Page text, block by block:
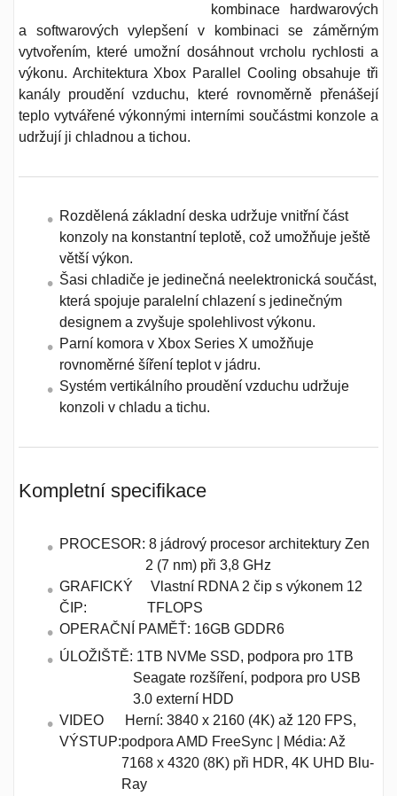
kombinace hardwarových
a softwarových vylepšení v kombinaci se záměrným
vytvořením, které umožní dosáhnout vrcholu rychlosti a
výkonu. Architektura Xbox Parallel Cooling obsahuje tři
kanály proudění vzduchu, které rovnoměrně přenášejí
teplo vytvářené výkonnými interními součástmi konzole a
udržují ji chladnou a tichou.
Rozdělená základní deska udržuje vnitřní část
konzoly na konstantní teplotě, což umožňuje ještě
větší výkon.
Šasi chladiče je jedinečná neelektronická součást,
která spojuje paralelní chlazení s jedinečným
designem a zvyšuje spolehlivost výkonu.
Parní komora v Xbox Series X umožňuje
rovnoměrné šíření teplot v jádru.
Systém vertikálního proudění vzduchu udržuje
konzoli v chladu a tichu.
Kompletní specifikace
PROCESOR: 8 jádrový procesor architektury Zen
2 (7 nm) při 3,8 GHz
GRAFICKÝ
ČIP:
Vlastní RDNA 2 čip s výkonem 12
TFLOPS
OPERAČNÍ PAMĚŤ: 16GB GDDR6
ÚLOŽIŠTĚ: 1TB NVMe SSD, podpora pro 1TB
Seagate rozšíření, podpora pro USB
3.0 externí HDD
VIDEO
VÝSTUP:
Herní: 3840 x 2160 (4K) až 120 FPS,
podpora AMD FreeSync | Média: Až
7168 x 4320 (8K) při HDR, 4K UHD Blu-
Ray